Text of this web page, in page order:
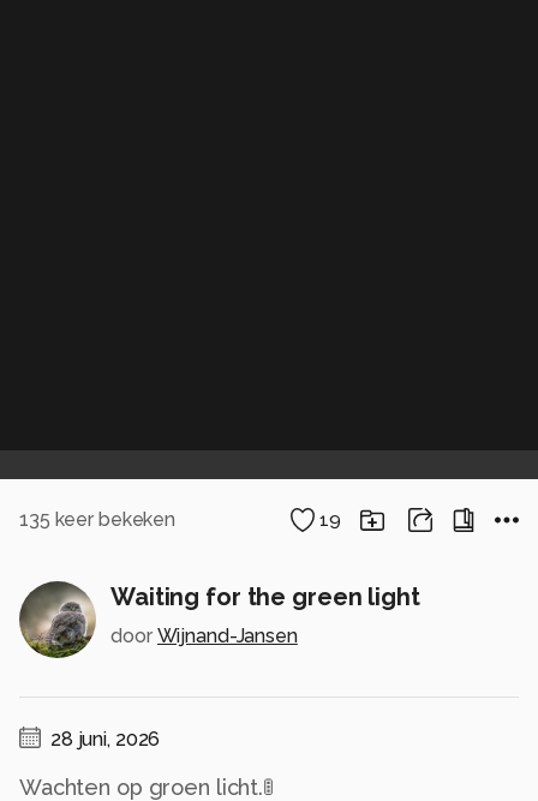
135 keer bekeken 19
Waiting for the green light
door Wijnand-Jansen
28 juni, 2026
Wachten op groen licht.🚦